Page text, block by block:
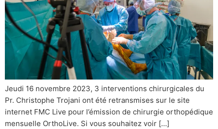
Jeudi 16 novembre 2023, 3 interventions chirurgicales du
Pr. Christophe Trojani ont été retransmises sur le site
internet FMC Live pour l’émission de chirurgie orthopédique
mensuelle OrthoLive. Si vous souhaitez voir […]